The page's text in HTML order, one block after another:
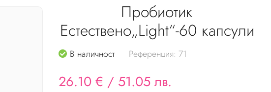
Пробиотик
Естествено„Light“-60 капсули
В наличност Референция: 71
26.10 € / 51.05 лв.